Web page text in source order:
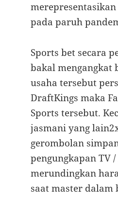
pada paruh
Sports bet secara
bakal mengangkat
usaha tersebut
DraftKings maka
Sports tersebut.
jasmani yang
gerombolan
pengungkapan TV
merundingkan
saat master dalam